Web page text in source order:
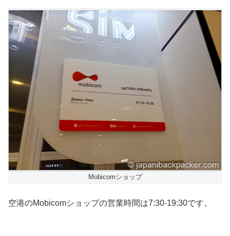
Mobicomショップ
空港のMobicomショップの営業時間は7:30-19:30です。